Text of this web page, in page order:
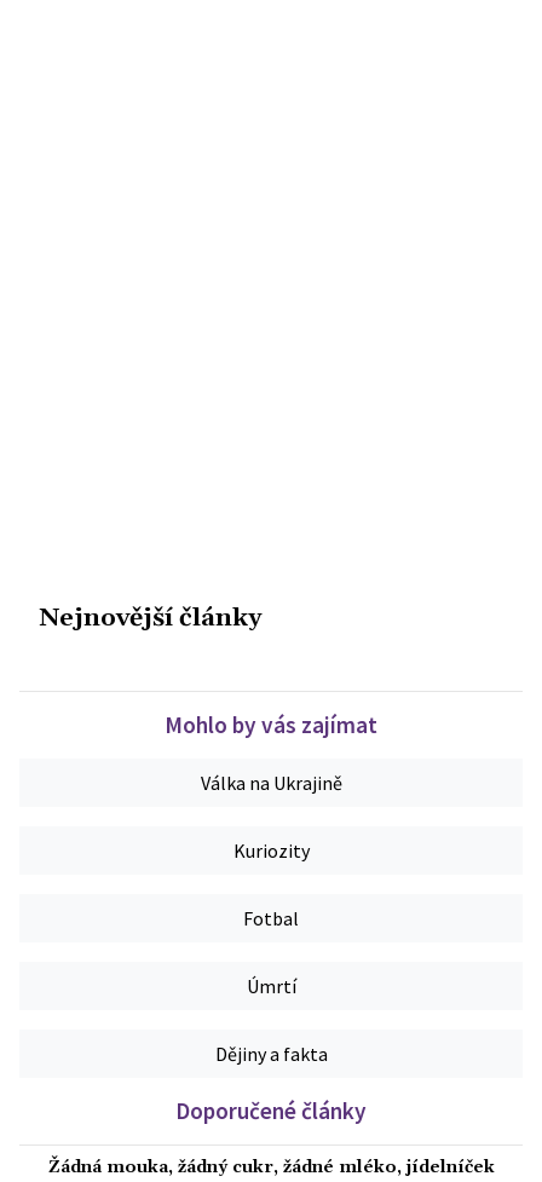
Nejnovější články
Mohlo by vás zajímat
Válka na Ukrajině
Kuriozity
Fotbal
Úmrtí
Dějiny a fakta
Doporučené články
Žádná mouka, žádný cukr, žádné mléko, jídelníček